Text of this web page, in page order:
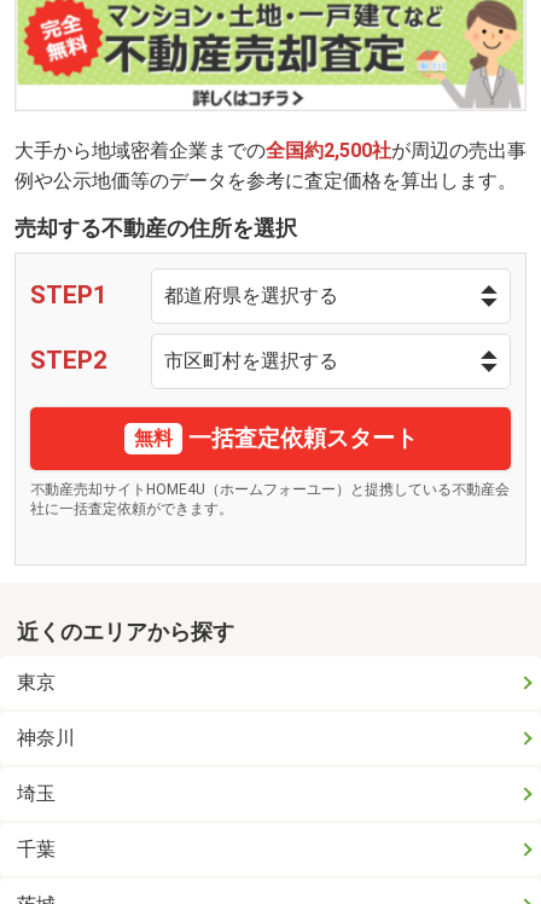
大手から地域密着企業までの全国約2,500社が周辺の売出事
例や公示地価等のデータを参考に査定価格を算出します。
売却する不動産の住所を選択
STEP1
STEP2
無料 一括査定依頼スタート
不動産売却サイトHOME4U（ホームフォーユー）と提携している不動産会
社に一括査定依頼ができます。
近くのエリアから探す
東京
神奈川
埼玉
千葉